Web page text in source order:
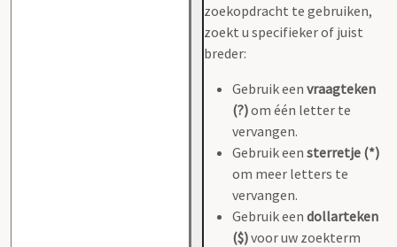
zoekopdracht te gebruiken,
zoekt u specifieker of juist
breder:
Gebruik een vraagteken
(?)om één letter te
vervangen.
Gebruik een sterretje (*)
om meer letters te
vervangen.
Gebruik een dollarteken
($)voor uw zoekterm